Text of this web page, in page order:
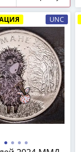
1867-1916
копейка
царства!
UNC